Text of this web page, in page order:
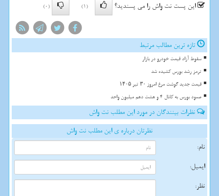
این پست نت واش را می پسندید؟
(1)
(0)
تازه ترین مطالب مرتبط
سقوط آزاد قیمت خودرو در بازار
ترمز رشد بورس کشیده شد
قیمت جدید گوشت مرغ امروز ۳۰ تیر ۱۴۰۵
صعود بورس به کانال 4 و هشت دهم میلیون واحد
نظرات بینندگان در مورد این مطلب نت واش
نظرتان درباره ی این مطلب نت واش
نام:
ایمیل:
نظر: